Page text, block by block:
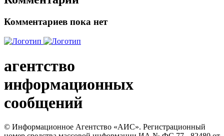
Комментариев пока нет
агентство
информационных
сообщений
© Информационное Агентство «АИС». Регистрационный